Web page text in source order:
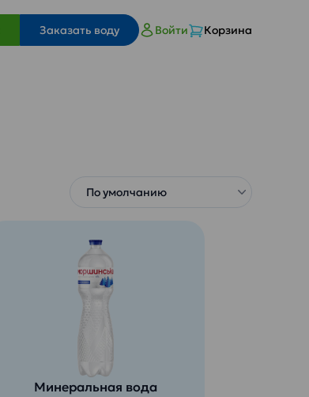
Заказать воду Войти Корзина
Минеральная вода